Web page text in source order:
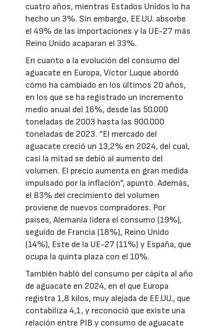
cuatro años, mientras Estados Unidos lo ha
hecho un 3%. Sin embargo, EE.UU. absorbe
el 49% de las importaciones y la UE-27 más
Reino Unido acaparan el 33%.
En cuanto a la evolución del consumo del
aguacate en Europa, Víctor Luque abordó
cómo ha cambiado en los últimos 20 años,
en los que se ha registrado un incremento
medio anual del 16%, desde las 50.000
toneladas de 2003 hasta las 900.000
toneladas de 2023. “El mercado del
aguacate creció un 13,2% en 2024, del cual,
casi la mitad se debió al aumento del
volumen. El precio aumenta en gran medida
impulsado por la inflación”, apuntó. Además,
el 83% del crecimiento del volumen
proviene de nuevos compradores. Por
países, Alemania lidera el consumo (19%),
seguido de Francia (18%), Reino Unido
(14%), Este de la UE-27 (11%) y España, que
ocupa la quinta plaza con el 10%.
También habló del consumo per cápita al año
de aguacate en 2024, en el que Europa
registra 1,8 kilos, muy alejada de EE.UU., que
contabiliza 4,1, y reconoció que existe una
relación entre PIB y consumo de aguacate